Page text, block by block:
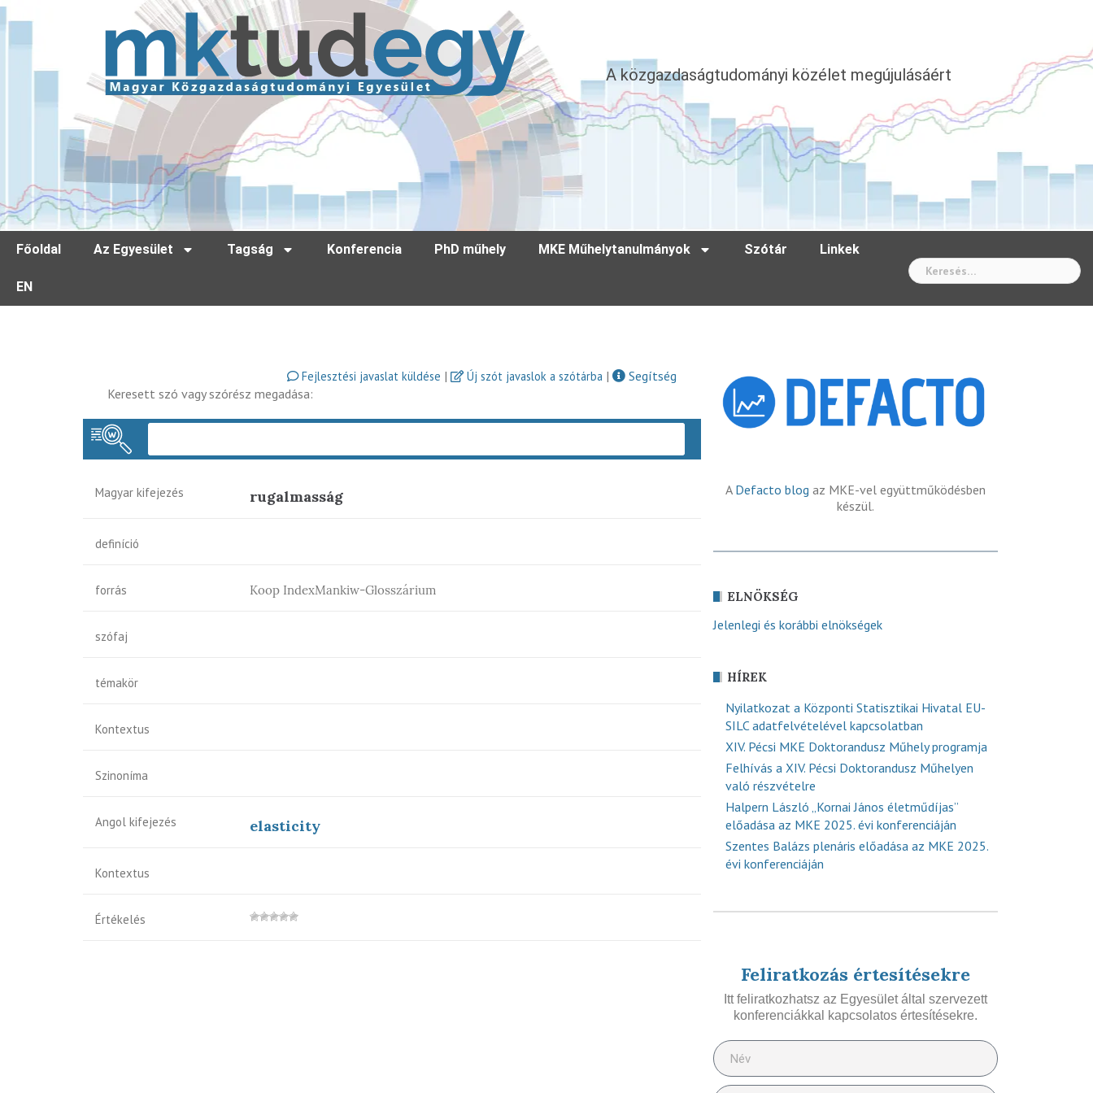
A közgazdaságtudományi közélet megújulásáért
Főoldal Az Egyesület Tagság Konferencia PhD műhely MKE Műhelytanulmányok Szótár Linkek
EN
Fejlesztési javaslat küldése | Új szót javaslok a szótárba |
Segítség
Keresett szó vagy szórész megadása:
Magyar kifejezés rugalmasság
definíció
forrás Koop IndexMankiw-Glosszárium
szófaj
témakör
Kontextus
Szinoníma
Angol kifejezés elasticity
Kontextus
Értékelés
A Defacto blog az MKE-vel együttműködésben
készül.
ELNÖKSÉG
Jelenlegi és korábbi elnökségek
HÍREK
Nyilatkozat a Központi Statisztikai Hivatal EU-
SILC adatfelvételével kapcsolatban
XIV. Pécsi MKE Doktorandusz Műhely programja
Felhívás a XIV. Pécsi Doktorandusz Műhelyen
való részvételre
Halpern László „Kornai János életműdíjas”
előadása az MKE 2025. évi konferenciáján
Szentes Balázs plenáris előadása az MKE 2025.
évi konferenciáján
Feliratkozás értesítésekre
Itt feliratkozhatsz az Egyesület által szervezett
konferenciákkal kapcsolatos értesítésekre.